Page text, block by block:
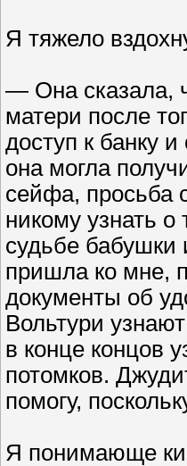
Я тяжело
— Она сказала,
матери после
доступ к банку
она могла
сейфа, просьба
никому узнать
судьбе бабушки
пришла ко мне,
документы об
Вольтури
в конце концов
потомков.
помогу,
Я понимающе